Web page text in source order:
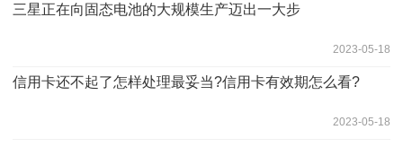
三星正在向固态电池的大规模生产迈出一大步
2023-05-18
信用卡还不起了怎样处理最妥当?信用卡有效期怎么看?
2023-05-18